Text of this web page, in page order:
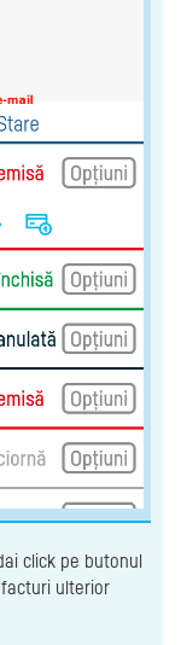
click pe butonul
facturi ulterior